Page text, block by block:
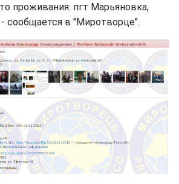
проживания: пгт Марьяновка,
- сообщается в "Миротворце".